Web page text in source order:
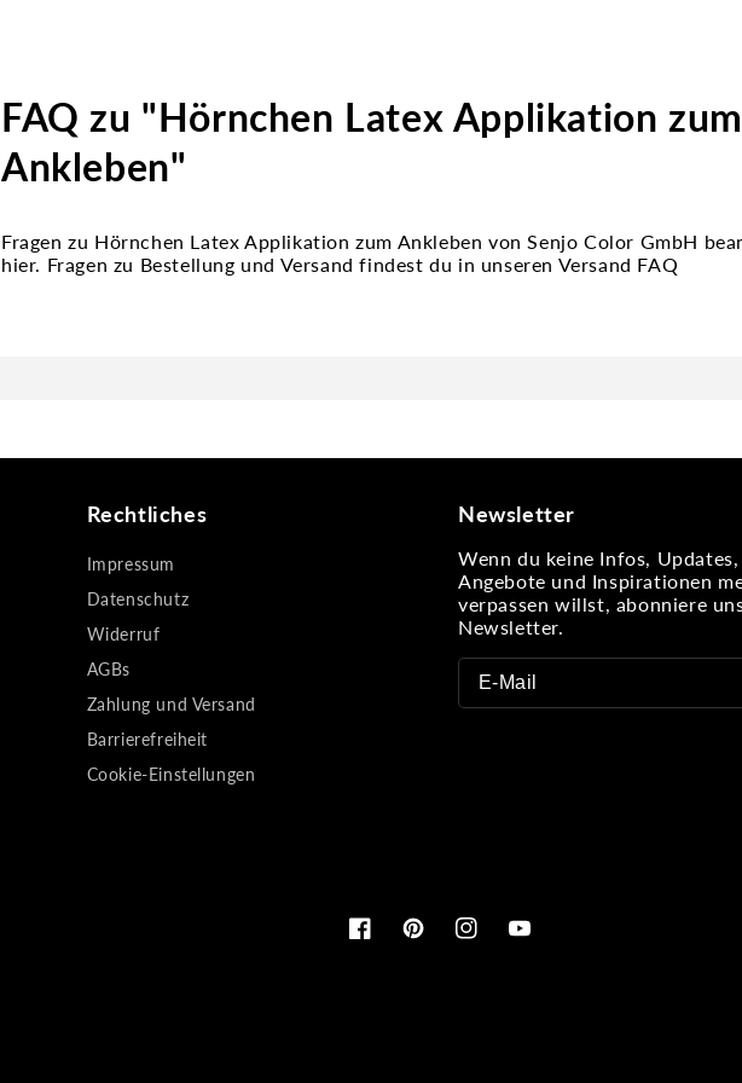
FAQ zu "Hörnchen Latex Applikation zum
Ankleben"
Fragen zu Hörnchen Latex Applikation zum Ankleben von Senjo Color GmbH
hier. Fragen zu Bestellung und Versand findest du in unseren Versand FAQ
Rechtliches
Impressum
Datenschutz
Widerruf
AGBs
Zahlung und Versand
Barrierefreiheit
Cookie-Einstellungen
Newsletter
Wenn du keine Infos, Updates,
Angebote und Inspirationen
verpassen willst, abonniere
Newsletter.
FacebookPinterestInstagramYouTube